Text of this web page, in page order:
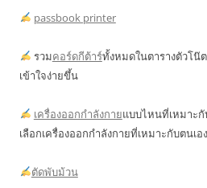
passbook printer
รวมคอร์ดกีต้าร์ทั้งหมดในตารางตัวโน๊
เข้าใจง่ายขึ้น
เครื่องออกกำลังกายแบบไหนที่เหมาะ
เลือกเครื่องออกกำลังกายที่เหมาะกับตนเอง
ตัดพับม้วน